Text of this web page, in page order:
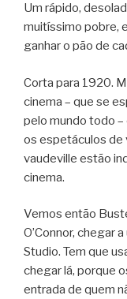
Um rápido,
muitíssimo pobre,
ganhar o pão de
Corta para 1920.
cinema – que se
pelo mundo todo
os espetáculos de
vaudeville estão
cinema.
Vemos então
O’Connor, chegar
Studio. Tem que
chegar lá, porque
entrada de quem